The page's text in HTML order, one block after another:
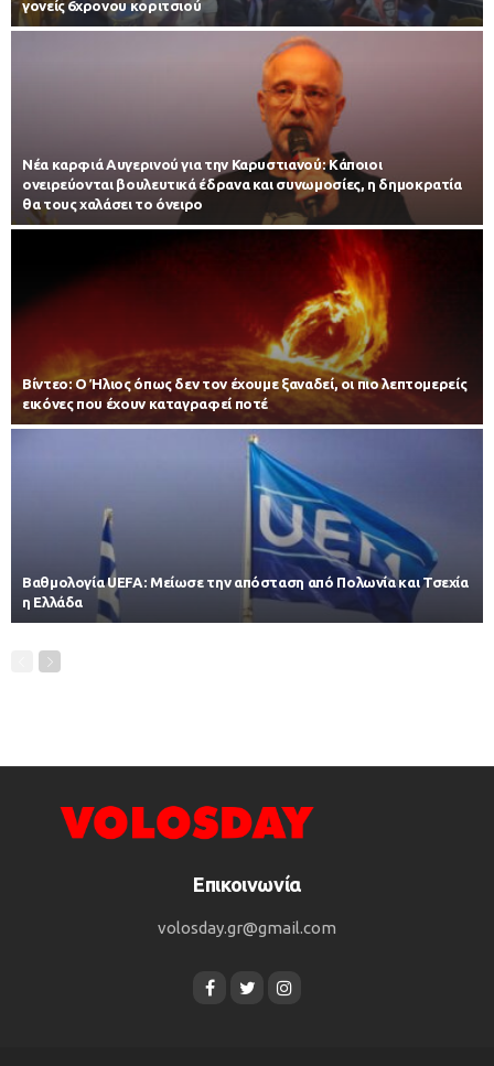
γονείς 6χρονου κοριτσιού
Νέα καρφιά Αυγερινού για την Καρυστιανού: Kάποιοι
ονειρεύονται βουλευτικά έδρανα και συνωμοσίες, η δημοκρατία
θα τους χαλάσει το όνειρο
Βίντεο: Ο Ήλιος όπως δεν τον έχουμε ξαναδεί, οι πιο λεπτομερείς
εικόνες που έχουν καταγραφεί ποτέ
Βαθμολογία UEFA: Μείωσε την απόσταση από Πολωνία και Τσεχία
η Ελλάδα
Επικοινωνία
volosday.gr@gmail.com